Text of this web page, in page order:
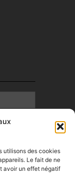
utilisons des cookies
Le fait de ne
avoir un effet négatif